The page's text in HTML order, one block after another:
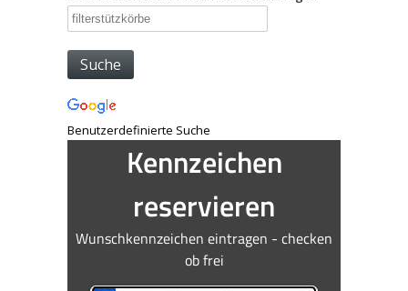
Benutzerdefinierte Suche